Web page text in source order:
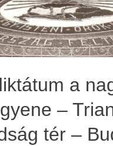
a
–
tér –